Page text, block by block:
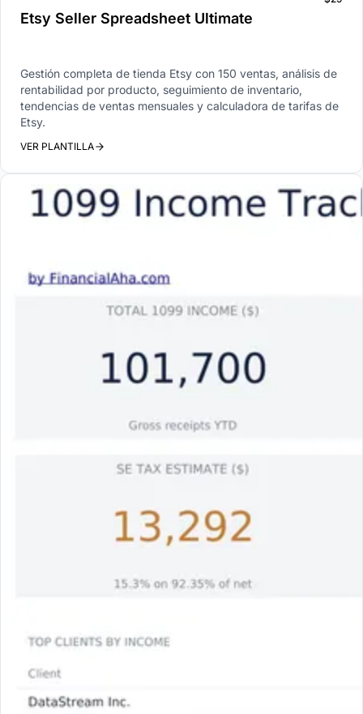
Etsy Seller Spreadsheet Ultimate
Gestión completa de tienda Etsy con 150 ventas, análisis de
rentabilidad por producto, seguimiento de inventario,
tendencias de ventas mensuales y calculadora de tarifas de
Etsy.
VER PLANTILLA